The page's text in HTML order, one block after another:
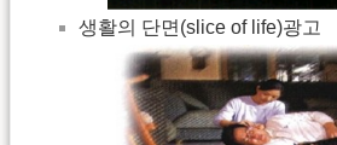
생활의 단면(slice of life)광고